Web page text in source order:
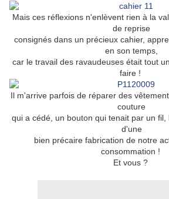
Mais ces réflexions n'enlèvent rien à la
de reprise
consignés dans un précieux cahier,
en son temps,
car le travail des ravaudeuses était tout
faire !
Il m'arrive parfois de réparer des
couture
qui a cédé, un bouton qui tenait par un
d'une
bien précaire fabrication de notre
consommation !
Et vous ?